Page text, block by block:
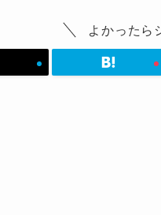
よかったら